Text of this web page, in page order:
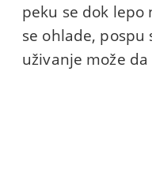
peku se dok lepo
se ohlade, pospu
uživanje može da